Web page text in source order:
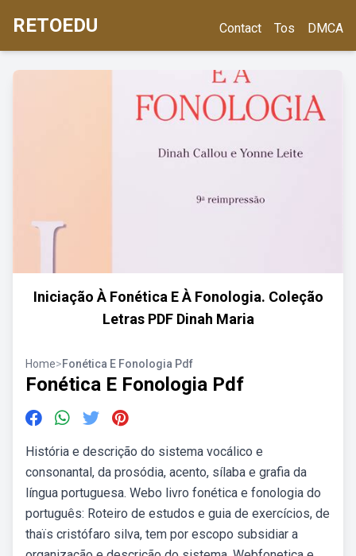
RETOEDU Contact Tos DMCA
Iniciação À Fonética E À Fonologia. Coleção
Letras PDF Dinah Maria
Home>Fonética E Fonologia Pdf
Fonética E Fonologia Pdf
História e descrição do sistema vocálico e
consonantal, da prosódia, acento, sílaba e grafia da
língua portuguesa. Webo livro fonética e fonologia do
português: Roteiro de estudos e guia de exercícios, de
thaïs cristófaro silva, tem por escopo subsidiar a